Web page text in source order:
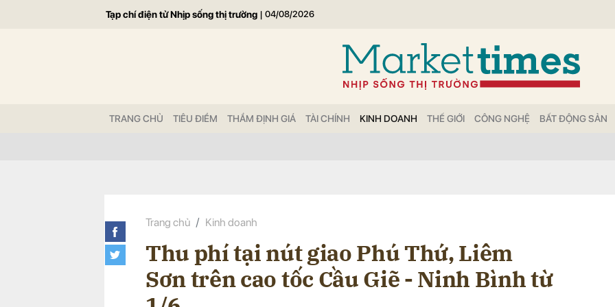
Tạp chí điện tử Nhịp sống thị trường | 04/08/2026
TRANG CHỦ TIÊU ĐIỂM THẨM ĐỊNH GIÁ TÀI CHÍNH KINH DOANH THẾ GIỚI CÔNG NGHỆ BẤT ĐỘNG SẢN
Trang chủ Kinh doanh
Thu phí tại nút giao Phú Thứ, Liêm
Sơn trên cao tốc Cầu Giẽ - Ninh Bình từ
Gửi bình luận